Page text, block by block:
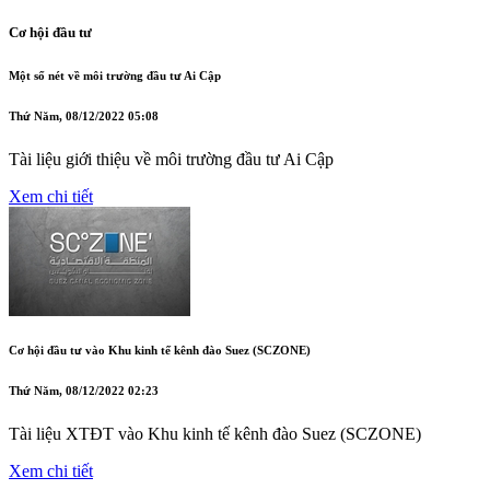
Cơ hội đầu tư
Một số nét về môi trường đầu tư Ai Cập
Thứ Năm, 08/12/2022 05:08
Tài liệu giới thiệu về môi trường đầu tư Ai Cập
Xem chi tiết
Cơ hội đầu tư vào Khu kinh tế kênh đào Suez (SCZONE)
Thứ Năm, 08/12/2022 02:23
Tài liệu XTĐT vào Khu kinh tế kênh đào Suez (SCZONE)
Xem chi tiết